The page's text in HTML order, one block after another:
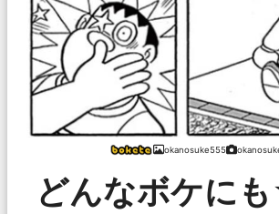
okanosuke555
どんなボケに